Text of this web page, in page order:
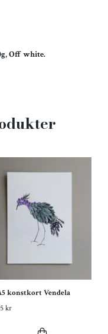
Off white.
konstkort Vendela
kr